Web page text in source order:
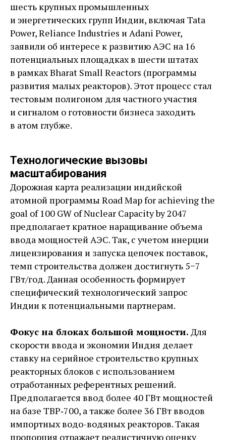
шесть крупных промышленных
и энергетических групп Индии, включая Tata
Power, Reliance Industries и Adani Power,
заявили об интересе к развитию АЭС на 16
потенциальных площадках в шести штатах
в рамках Bharat Small Reactors (программы
развития малых реакторов). Этот процесс стал
тестовым полигоном для частного участия
и сигналом о готовности бизнеса заходить
в атом глубже.
Технологические вызовы
масштабирования
Дорожная карта реализации индийской
атомной программы Road Map for achieving the
goal of 100 GW of Nuclear Capacity by 2047
предполагает кратное наращивание объема
ввода мощностей АЭС. Так, с учетом инерции
лицензирования и запуска цепочек поставок,
темп строительства должен достигнуть 5−7
ГВт/год. Данная особенность формирует
специфический технологический запрос
Индии к потенциальными партнерам.
Фокус на блоках большой мощности. Для
скорости ввода и экономии Индия делает
ставку на серийное строительство крупных
реакторных блоков с использованием
отработанных референтных решений.
Предполагается ввод более 40 ГВт мощностей
на базе ТВР‑700, а также более 36 ГВт вводов
импортных водо-водяных реакторов. Такая
пропорция отражает реалистичную оценку